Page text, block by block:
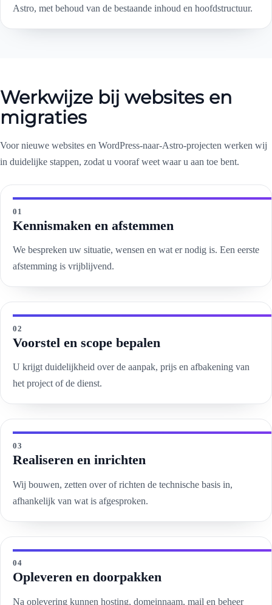
Astro, met behoud van de bestaande inhoud en hoofdstructuur.
Werkwijze bij websites en
migraties
Voor nieuwe websites en WordPress-naar-Astro-projecten werken wij
in duidelijke stappen, zodat u vooraf weet waar u aan toe bent.
01
Kennismaken en afstemmen
We bespreken uw situatie, wensen en wat er nodig is. Een eerste
afstemming is vrijblijvend.
02
Voorstel en scope bepalen
U krijgt duidelijkheid over de aanpak, prijs en afbakening van
het project of de dienst.
03
Realiseren en inrichten
Wij bouwen, zetten over of richten de technische basis in,
afhankelijk van wat is afgesproken.
04
Opleveren en doorpakken
Na oplevering kunnen hosting, domeinnaam, mail en beheer